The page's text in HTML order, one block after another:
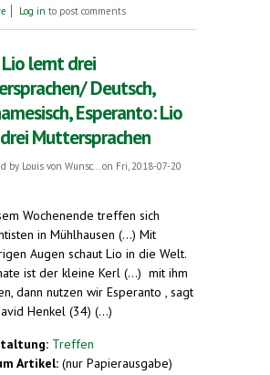
about Esperanto im Alltag
Log in to post comments
lernt drei
Deutsch,
Esperanto: Lio
Muttersprachen
by Louis von Wunsc...
on Fri, 2018-07-20
Wochenende treffen sich
in Mühlhausen (...) Mit
Augen schaut Lio in die Welt.
ist der kleine Kerl (...) mit ihm
dann nutzen wir Esperanto , sagt
Henkel (34) (...)
Treffen
Artikel: (nur Papierausgabe)